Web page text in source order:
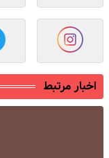
اخبار مرتبط